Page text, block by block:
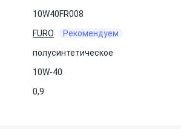
10W40FR008
FURO
Рекомендуем
полусинтетическое
10W-40
0,9